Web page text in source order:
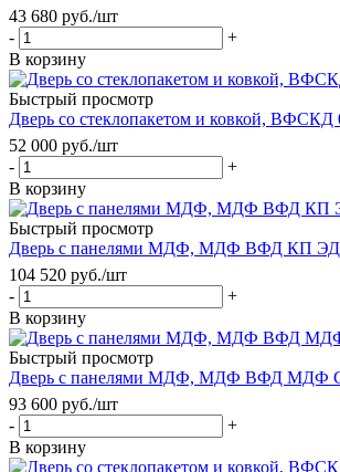
43 680 руб./шт
-
+
В корзину
Быстрый просмотр
Дверь со стеклопакетом и ковкой, ВФСКД
52 000 руб./шт
-
+
В корзину
Быстрый просмотр
Дверь с панелями МДФ, МДФ ВФД КП
104 520 руб./шт
-
+
В корзину
Быстрый просмотр
Дверь с панелями МДФ, МДФ ВФД МДФ
93 600 руб./шт
-
+
В корзину